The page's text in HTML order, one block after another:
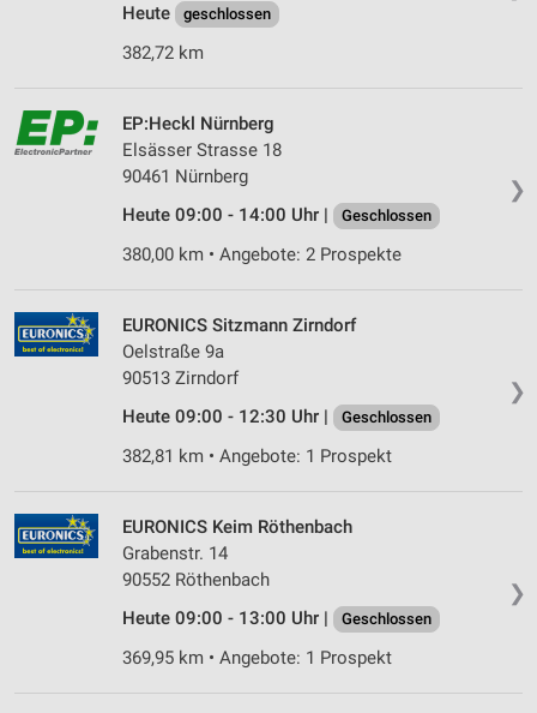
Heute
geschlossen
382,72 km
❯
EP:Heckl Nürnberg
Elsässer Strasse 18
90461 Nürnberg
Heute 09:00 - 14:00 Uhr |
Geschlossen
380,00 km • Angebote: 2 Prospekte
❯
EURONICS Sitzmann Zirndorf
Oelstraße 9a
90513 Zirndorf
Heute 09:00 - 12:30 Uhr |
Geschlossen
382,81 km • Angebote: 1 Prospekt
❯
EURONICS Keim Röthenbach
Grabenstr. 14
90552 Röthenbach
Heute 09:00 - 13:00 Uhr |
Geschlossen
369,95 km • Angebote: 1 Prospekt
Wir nutzen Ihre Daten für folgende Zwecke:
IAB-Verarbeitungszwecke:
auf einem Endgerät
Verwendung reduzierter Daten zur Auswahl von
Werbeanzeigen
Erstellung von Profilen für personalisierte
personalisierter Werbung
Erstellung von Profilen zur Personalisierung
Verwendung von Profilen zur Auswahl
personalisierter Inhalte
Messung der Werbeleistung
Messung der Performance von Inhalten
Analyse von Zielgruppen durch Statistiken oder
Kombinationen von Daten aus verschiedenen